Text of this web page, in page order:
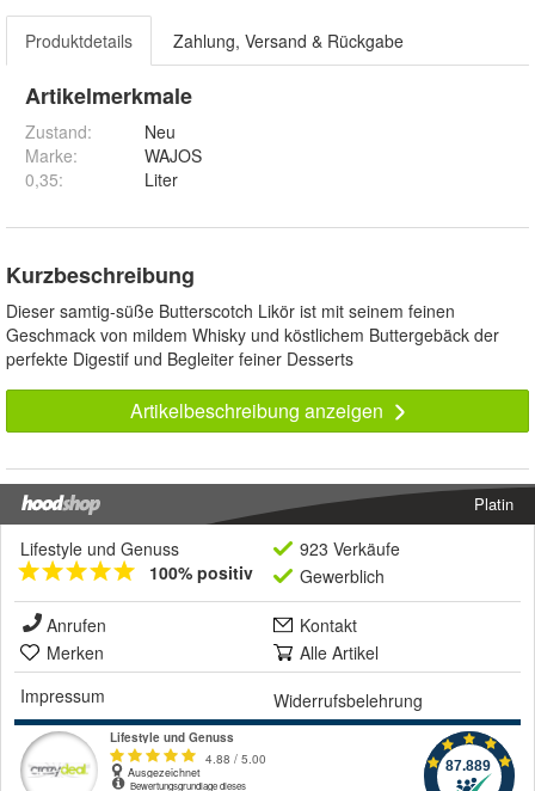
Produktdetails Zahlung, Versand & Rückgabe
Artikelmerkmale
Zustand:
Neu
Marke:
WAJOS
0,35: Liter
Kurzbeschreibung
Dieser samtig-süße Butterscotch Likör ist mit seinem feinen
Geschmack von mildem Whisky und köstlichem Buttergebäck der
perfekte Digestif und Begleiter feiner Desserts
Artikelbeschreibung anzeigen
Platin
Lifestyle und Genuss
100% positiv
923 Verkäufe
Gewerblich
Anrufen
Kontakt
Merken
Alle Artikel
Impressum
Widerrufsbelehrung